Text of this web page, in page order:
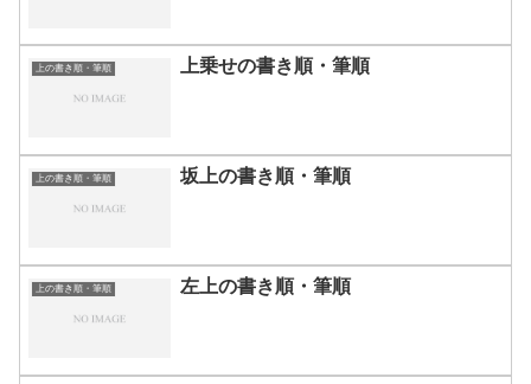
上の書き順・筆順 上乗せの書き順・筆順
上の書き順・筆順 坂上の書き順・筆順
上の書き順・筆順 左上の書き順・筆順